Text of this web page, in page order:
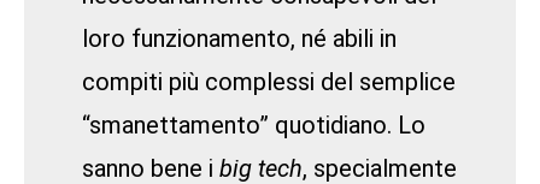
loro funzionamento, né abili in
compiti più complessi del semplice
“smanettamento” quotidiano. Lo
sanno bene i big tech, specialmente